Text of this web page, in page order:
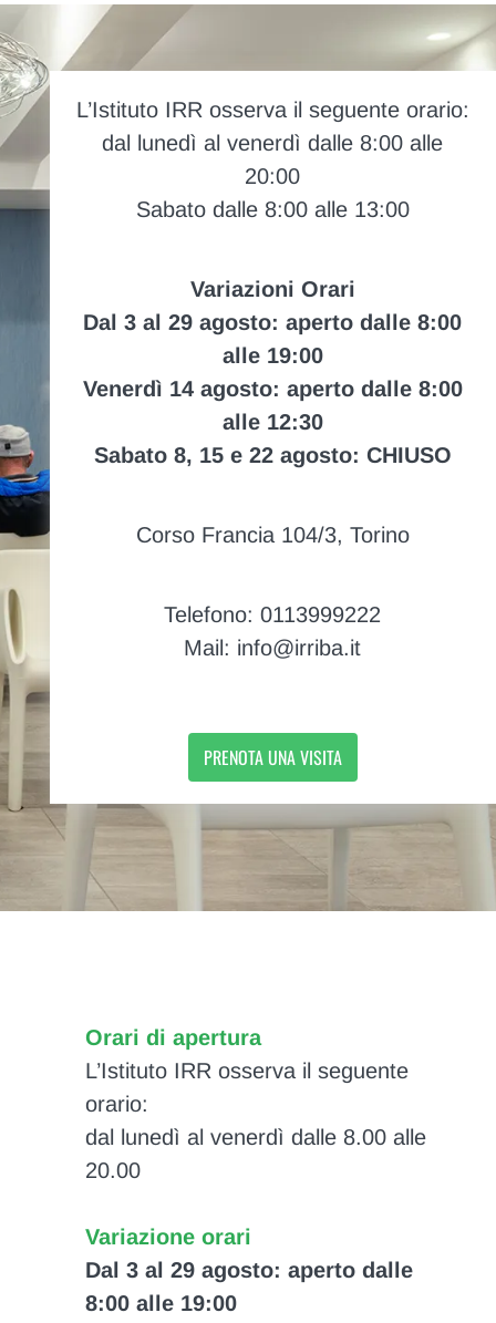
L’Istituto IRR osserva il seguente orario:
dal lunedì al venerdì dalle 8:00 alle
20:00
Sabato dalle 8:00 alle 13:00
Variazioni Orari
Dal 3 al 29 agosto: aperto dalle 8:00
alle 19:00
Venerdì 14 agosto: aperto dalle 8:00
alle 12:30
Sabato 8, 15 e 22 agosto: CHIUSO
Corso Francia 104/3, Torino
Telefono: 0113999222
Mail: info@irriba.it
PRENOTA UNA VISITA
Orari di apertura
L’Istituto IRR osserva il seguente
orario:
dal lunedì al venerdì dalle 8.00 alle
20.00
Variazione orari
Dal 3 al 29 agosto: aperto dalle
8:00 alle 19:00